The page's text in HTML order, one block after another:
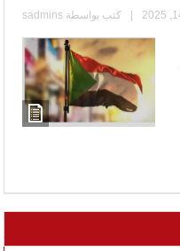
كتب بواسطة sadmins |